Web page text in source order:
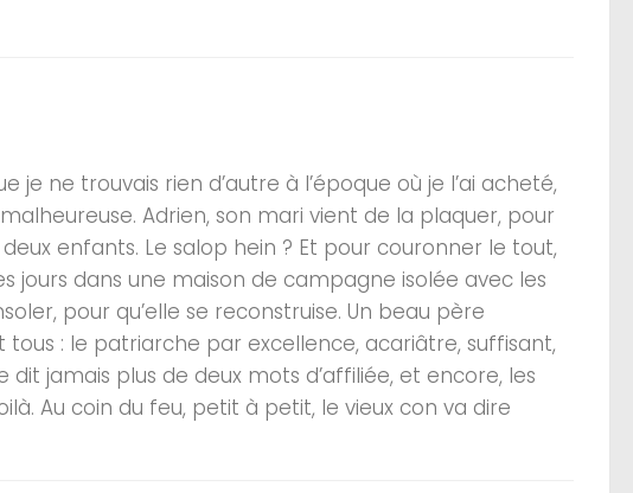
je ne trouvais rien d’autre à l’époque où je l’ai acheté,
Adrien, son mari vient de la plaquer, pour
enfants. Le salop hein ? Et pour couronner le tout,
jours dans une maison de campagne isolée avec les
pour qu’elle se reconstruise. Un beau père
: le patriarche par excellence, acariâtre, suffisant,
jamais plus de deux mots d’affiliée, et encore, les
Au coin du feu, petit à petit, le vieux con va dire